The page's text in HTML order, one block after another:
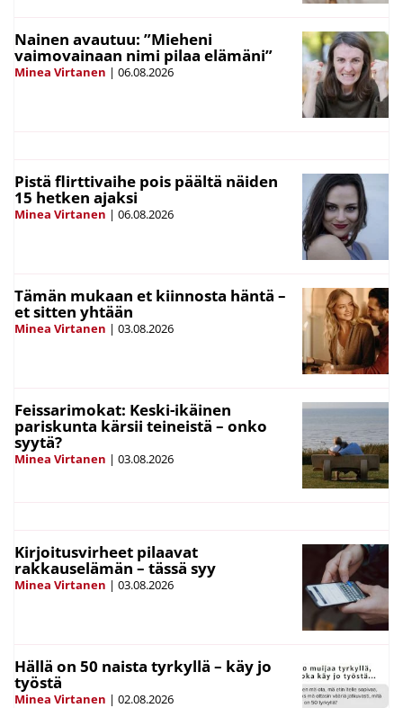
Nainen avautuu: ”Mieheni
vaimovainaan nimi pilaa elämäni”
Minea Virtanen | 06.08.2026
Pistä flirttivaihe pois päältä näiden
15 hetken ajaksi
Minea Virtanen | 06.08.2026
Tämän mukaan et kiinnosta häntä –
et sitten yhtään
Minea Virtanen | 03.08.2026
Feissarimokat: Keski-ikäinen
pariskunta kärsii teineistä – onko
syytä?
Minea Virtanen | 03.08.2026
Kirjoitusvirheet pilaavat
rakkauselämän – tässä syy
Minea Virtanen | 03.08.2026
Hällä on 50 naista tyrkyllä – käy jo
työstä
Minea Virtanen | 02.08.2026